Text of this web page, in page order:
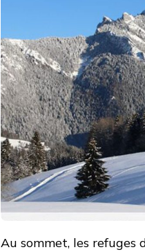
Au sommet, les refuges